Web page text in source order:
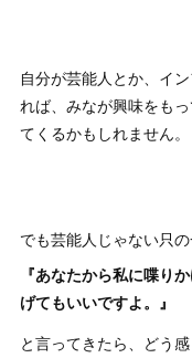
自分が芸能人とか、イ
れば、みなが興味をも
てくるかもしれません。
でも芸能人じゃない只の
『あなたから私に喋り
げてもいいですよ。』
と言ってきたら、どう